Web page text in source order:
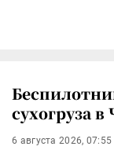
сухогруза
6 августа 2026, 07:55